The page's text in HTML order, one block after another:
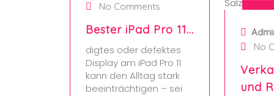
No Comments
Bester iPad Pro 11…
digtes oder defektes
Display am iPad Pro 11
kann den Alltag stark
beeinträchtigen – sei
No
und